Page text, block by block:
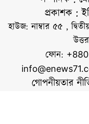
বাংলাদেশের জন্য
আরেকটি বিজয়ের
অনুযায়ী, জুলাইয়ের
আন্দোলন শুরুতে
প্রকাশক :
হাউজ: নাম্বার ৫৫ ,
ফোন:
গোপনীয়তার